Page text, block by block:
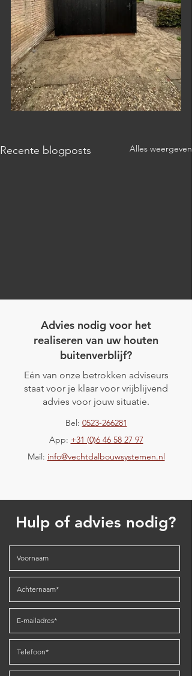
Recente blogposts Alles weergeven
Project Beekbergen
Advies nodig voor het
realiseren van uw houten
buitenverblijf?
Eén van onze betrokken adviseurs
staat voor je klaar voor vrijblijvend
advies voor jouw situatie.
Bel: 0523-266281
App: +31 (0)6 46 58 27 97
Mail: info@vechtdalbouwsystemen.nl
Hulp of advies nodig?